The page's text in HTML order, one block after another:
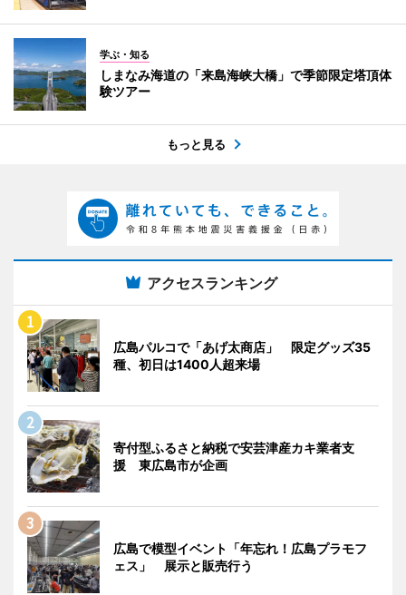
学ぶ・知る
しまなみ海道の「来島海峡大橋」で季節限定塔頂体
験ツアー
もっと見る
アクセスランキング
広島パルコで「あげ太商店」 限定グッズ35
種、初日は1400人超来場
寄付型ふるさと納税で安芸津産カキ業者支
援 東広島市が企画
広島で模型イベント「年忘れ！広島プラモフ
ェス」 展示と販売行う